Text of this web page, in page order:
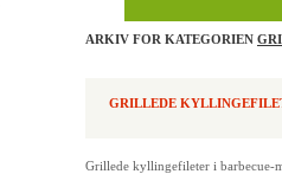
ARKIV FOR KATEGORIEN
GRILLEDE
Grillede kyllingefileter i barbecue-